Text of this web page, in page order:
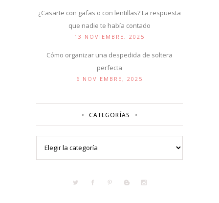
¿Casarte con gafas o con lentillas? La respuesta
que nadie te había contado
13 NOVIEMBRE, 2025
Cómo organizar una despedida de soltera
perfecta
6 NOVIEMBRE, 2025
CATEGORÍAS